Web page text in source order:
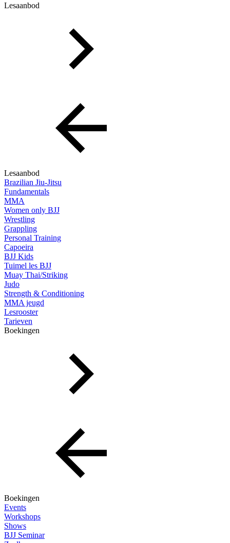
Lesaanbod
Lesaanbod
Brazilian Jiu-Jitsu
Fundamentals
MMA
Women only BJJ
Wrestling
Grappling
Personal Training
Capoeira
BJJ Kids
Tuimel les BJJ
Muay Thai/Striking
Judo
Strength & Conditioning
MMA jeugd
Lesrooster
Tarieven
Boekingen
Boekingen
Events
Workshops
Shows
BJJ Seminar